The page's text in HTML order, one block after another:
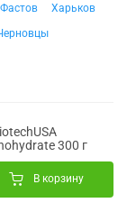
Фастов
Харьков
300 г
В корзину